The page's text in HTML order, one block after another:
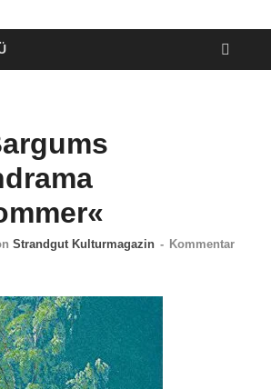
Strandgut Kulturmagazin - Kommentar